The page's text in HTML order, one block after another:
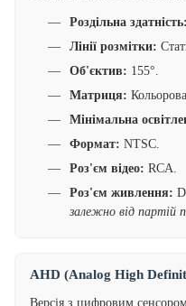
Роздільна здатність:
Лінії розмітки:
Об'єктив: 155°.
Матриця:
Мінімальна
Формат: NTSC.
Роз'єм відео: RCA.
Роз'єм живлення:
залежно від партій
AHD (Analog High
Версія з цифровим